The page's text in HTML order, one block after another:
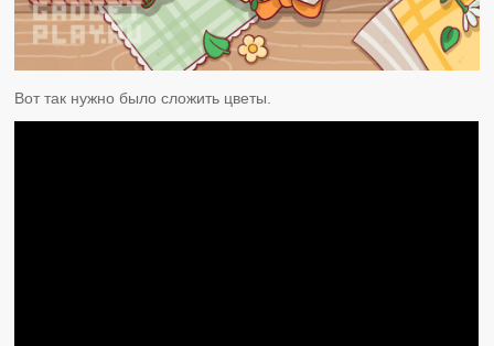
Вот так нужно было сложить цветы.